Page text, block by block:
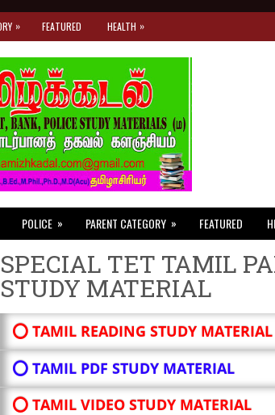
» FEATURED HEALTH »
POLICE » PARENT CATEGORY » FEATURED
SPECIAL TET TAMIL
STUDY MATERIAL
⭕ TAMIL READING STUDY MATERIAL
⭕ TAMIL PDF STUDY MATERIAL
⭕ TAMIL VIDEO STUDY MATERIAL